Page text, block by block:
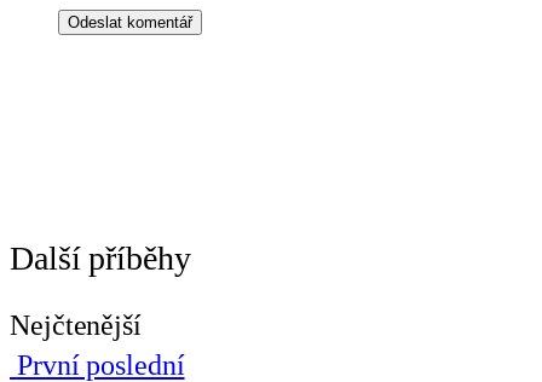
Další příběhy
Nejčtenější
První poslední